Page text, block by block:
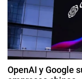
OpenAI y Google